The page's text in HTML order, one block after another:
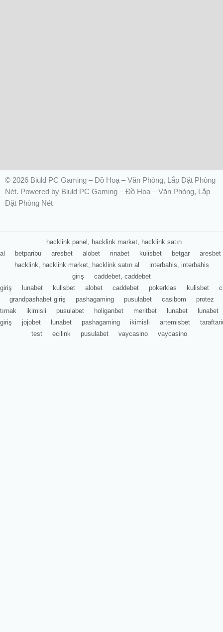
© 2026 Biuld PC Gaming – Đồ Hoạ – Văn Phòng, Lắp Đặt Phòng
Nét. Powered by Biuld PC Gaming – Đồ Hoạ – Văn Phòng, Lắp
Đặt Phòng Nét
hacklink panel, hacklink market, hacklink satın
al
betparibu aresbet alobet rinabet kulisbet betgar
aresbet
hacklink, hacklink market, hacklink satın al
interbahis, interbahis
giriş
caddebet, caddebet
giriş
lunabet kulisbet alobet caddebet pokerklas kulisbet
grandpashabet giriş
pashagaming pusulabet casibom
protez
tırnak
ikimisli pusulabet holiganbet meritbet lunabet
lunabet
giriş
jojobet lunabet pashagaming ikimisli artemisbet
test
ecilink pusulabet vaycasino vaycasino